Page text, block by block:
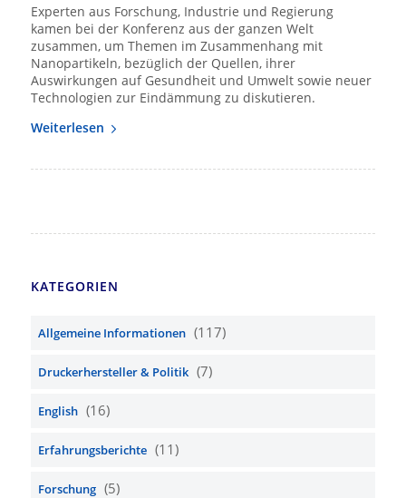
Experten aus Forschung, Industrie und Regierung
kamen bei der Konferenz aus der ganzen Welt
zusammen, um Themen im Zusammenhang mit
Nanopartikeln, bezüglich der Quellen, ihrer
Auswirkungen auf Gesundheit und Umwelt sowie neuer
Technologien zur Eindämmung zu diskutieren.
Weiterlesen
KATEGORIEN
Allgemeine Informationen (117)
Druckerhersteller & Politik (7)
English (16)
Erfahrungsberichte (11)
Forschung (5)